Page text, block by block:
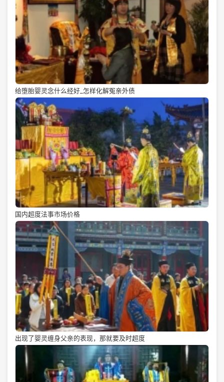
给堕胎婴灵念什么经好_怎样化解冤亲外债
国内超度法事市场价格
出现了婴灵缠身父亲的表现，那就要及时超度